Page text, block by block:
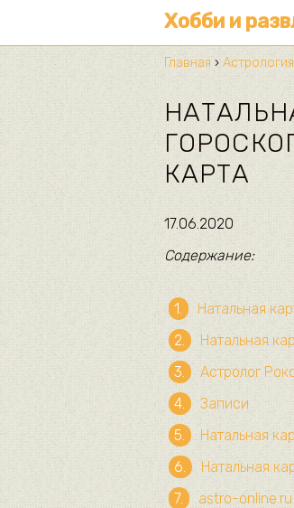
Хобби и
Главная ›
КАРТА
17.06.2020
Содержание:
Натальная
Натальная
Астролог
Записи
Натальная
Натальная
astro-